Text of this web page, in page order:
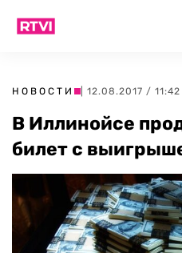
НОВОСТИ | 12.08.2017 / 11:42
В Иллинойсе
билет с